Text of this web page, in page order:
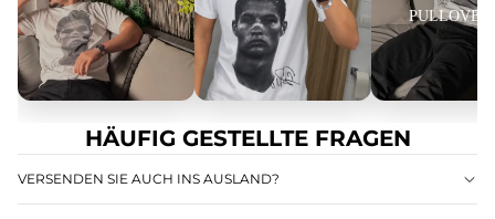
PULLOVER
Wenn du zwischen
und Mliegst, wähleM.
Eine detaillierte Größentabelle findest du direkt unter dem Produktpreis.
Pflegehinweise
Um die Qualität und Langlebigkeit deiner Artikel zu erhalten, empfehlen wir
Handwäsche.
HÄUFIG GESTELLTE FRAGEN
VERSENDEN SIE AUCH INS AUSLAND?